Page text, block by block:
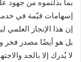
بما بذلتموه من جهود
إسهامات قيّمة في
إن هذا الإنجاز
بل هو أيضًا مصدر فخر
لا يُدرك إلا بالجد